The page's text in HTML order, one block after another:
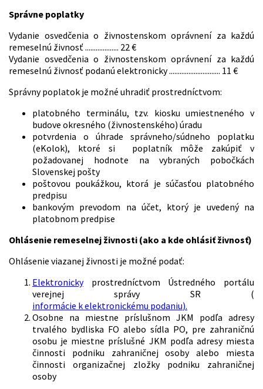
Správne poplatky
Vydanie osvedčenia o živnostenskom oprávnení za každú
remeselnú živnosť ................... 22 €
Vydanie osvedčenia o živnostenskom oprávnení za každú
remeselnú živnosť podanú elektronicky ............................. 11 €
Správny poplatok je možné uhradiť prostredníctvom:
platobného terminálu, tzv. kiosku umiestneného v
budove okresného (živnostenského) úradu
potvrdenia o úhrade správneho/súdneho poplatku
(eKolok), ktoré si poplatník môže zakúpiť v
požadovanej hodnote na vybraných pobočkách
Slovenskej pošty
poštovou poukážkou, ktorá je súčasťou platobného
predpisu
bankovým prevodom na účet, ktorý je uvedený na
platobnom predpise
Ohlásenie remeselnej živnosti (ako a kde ohlásiť živnosť)
Ohlásenie viazanej živnosti je možné podať:
Elektronickyprostredníctvom Ústredného portálu
verejnej správy SR (
informácie k elektronickému podaniu).
Osobne na miestne príslušnom JKM podľa adresy
trvalého bydliska FO alebo sídla PO, pre zahraničnú
osobu je miestne príslušné JKM podľa adresy miesta
činnosti podniku zahraničnej osoby alebo miesta
činnosti organizačnej zložky podniku zahraničnej
osoby